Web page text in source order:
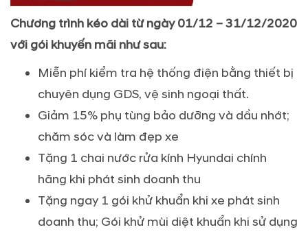
Chương trình kéo dài từ ngày 01/12 – 31/12/2020
với gói khuyến mãi như sau:
Miễn phí kiểm tra hệ thống điện bằng thiết bị
chuyên dụng GDS, vệ sinh ngoại thất.
Giảm 15% phụ tùng bảo dưỡng và dầu nhớt;
chăm sóc và làm đẹp xe
Tặng 1 chai nước rửa kính Hyundai chính
hãng khi phát sinh doanh thu
Tặng ngay 1 gói khử khuẩn khi xe phát sinh
doanh thu; Gói khử mùi diệt khuẩn khi sử dụng